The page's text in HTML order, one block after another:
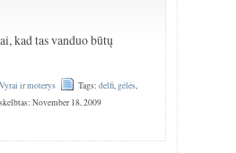
kad tas vanduo būtų
Vyrai ir moterys Tags:delfi,gėlės,
November 18, 2009